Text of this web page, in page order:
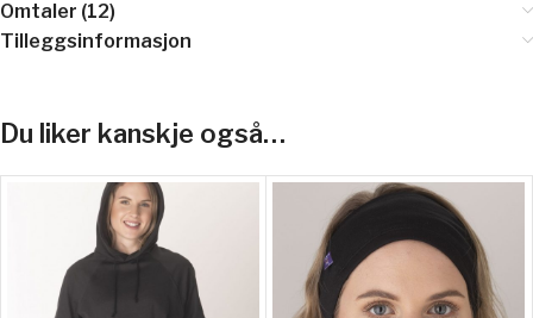
Omtaler (12)
Tilleggsinformasjon
Du liker kanskje også…